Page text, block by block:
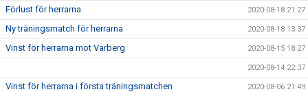
Förlust för herrarna 2020-08-18 21:27
Ny träningsmatch för herrarna 2020-08-18 13:37
Vinst för herrarna mot Varberg 2020-08-15 18:27
2020-08-14 22:37
Vinst för herrarna i första träningsmatchen 2020-08-06 21:49